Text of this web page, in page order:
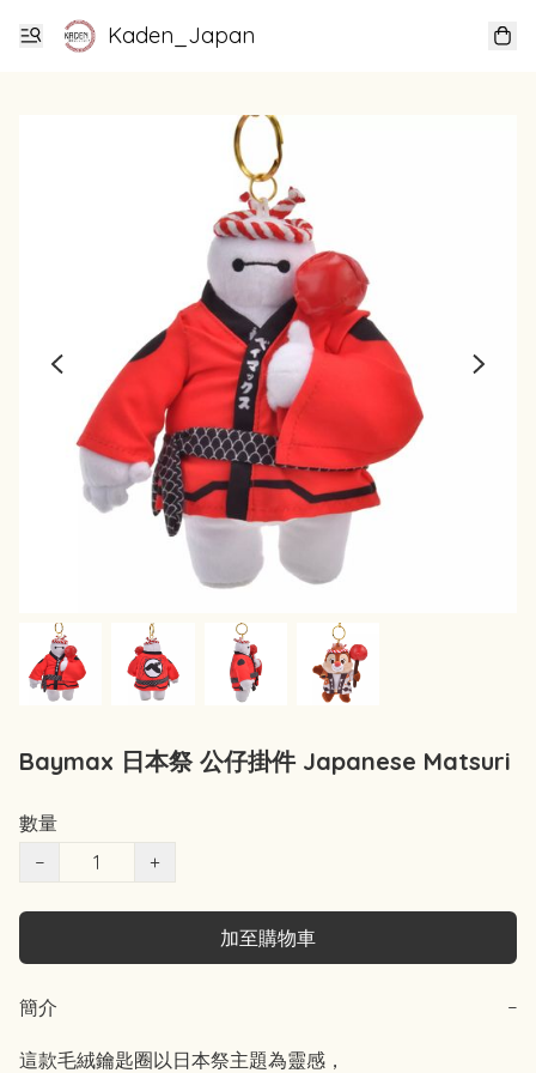
Kaden_Japan
Baymax 日本祭 公仔掛件 Japanese Matsuri
數量
−
+
加至購物車
簡介 −
這款毛絨鑰匙圈以日本祭主題為靈感，